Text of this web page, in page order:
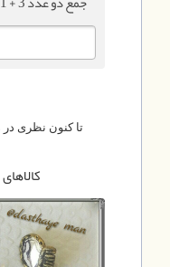
تا کنون نظری